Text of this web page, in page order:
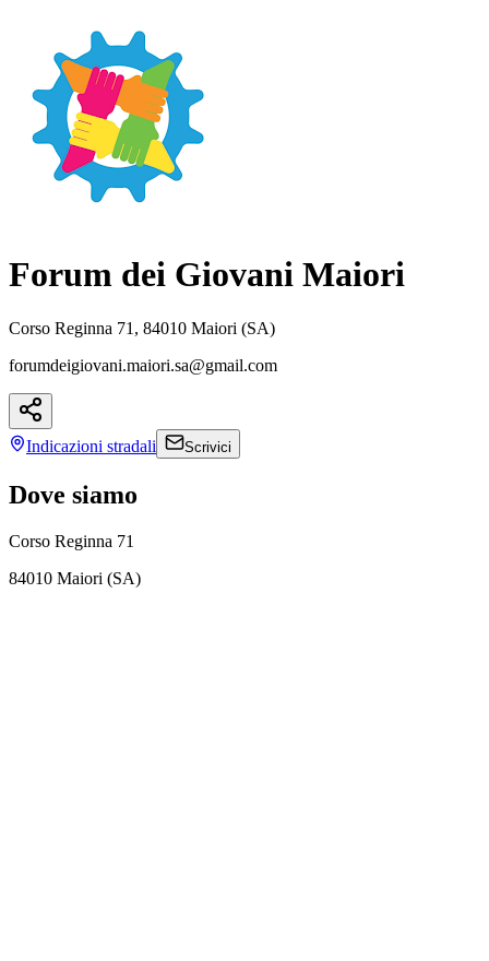
Forum dei Giovani Maiori
Corso Reginna 71, 84010 Maiori (SA)
forumdeigiovani.maiori.sa@gmail.com
Indicazioni stradali Scrivici
Dove siamo
Corso Reginna 71
84010 Maiori (SA)